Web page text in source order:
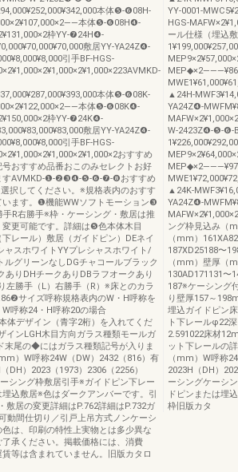
本体❺-❻08H-
本体❺-❻08H❹-
枠YY-❼24H❹-
敷居YY-YA24Z❹-
引手BF-HGS-
本体❺-❻08K-
本体❺-❻08K❹-
枠YY-❼24K❹-
敷居YY-YA24Z❹-
引手BF-HGS-
おすすめ
おすすめ品番おこのみセレクトお好
すAVMKD-❶-❷❸❹-❺-❻-❼-❽おすすめ
択してください。※規格表内のおすす
います。❶機能WWソフトモーション❸
R右勝手※枠・ケーシング・敷居は推
更可能です。詳細は❺色本体木目
レール）敷居（ガイドピン）DEネイ
ャスホワイトYYプレシャスホワイト/
ルグリーンなしDGチャコールブラック
ありDHチークありDBラフオークあり
左勝手（L）右勝手（R）※床とのカラ
サイズ呼称規格表内のW・H呼称を
呼称24・H呼称20の場合
体デザイン（青字2桁）を入れてくだ
インLGH木目方向ガラス種類モールガ
尾の◆にはガラス種類記号が入りま
）W呼称24W（DW）2432（816）有
DH）2023（1973）2306（2256）
シング枠敷居引手※ガイドピン下レー
込敷居※色はダークアンバーです。引
敷居の変更詳細はP.762詳細はP.732ガ
動間仕切り／引戸上吊方式ノンケーシ
は、印刷の特性上実物とは多少異な
承ください。掲載価格には、消費
等は含まれていません。旧版カタロ
YY-0001-
HGS-
ール仕様（埋込
▲24H-
YA24Z❹-
W-2423Z❹-❺-❻-
▲24K-
YA24Z❹-
ング枠見込み（
（mm）
187XD25188〜
（mm）壁厚（
130AD171131〜
187※ケーシング
り壁厚157～
埋込ガイドピン
ト下レールφ22
2.591022床材
ット下レールの
（mm）W呼称
2023H（DH）
ーシングケーシ
ドピンまたは埋
枠旧版カタ